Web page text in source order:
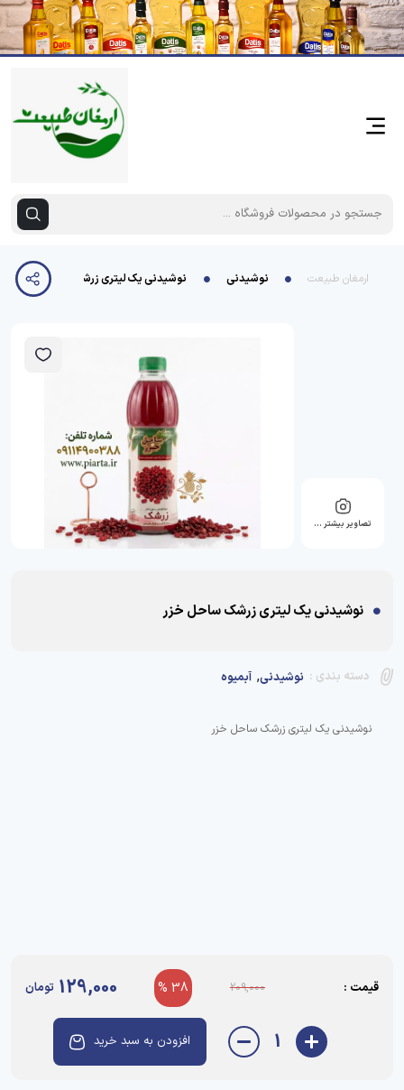
ارمغان طبیعت نوشیدنی نوشیدنی یک لیتری زرشک ساحل خزر
تصاویر بیشتر …
نوشیدنی یک لیتری زرشک ساحل خزر
دسته بندی : نوشیدنی, آبمیوه
نوشیدنی یک لیتری زرشک ساحل خزر
قیمت : 209,000
38 %
129,000 تومان
1 افزودن به سبد خرید